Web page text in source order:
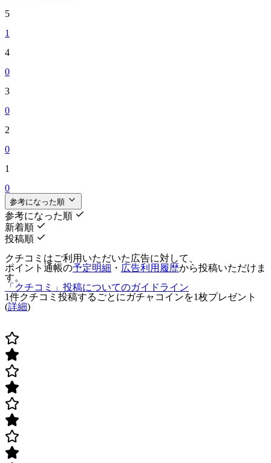
5
1
4
0
3
0
2
0
1
0
参考になった順
参考になった順
新着順
投稿順
クチコミはご利用いただいた広告に対して、
ポイント通帳の予定明細 ・ 広告利用履歴から投稿いただけま
す。
「クチコミ」投稿についてのガイドライン
1件クチコミ投稿するごとに ガチャコインを1枚プレゼント
(詳細)